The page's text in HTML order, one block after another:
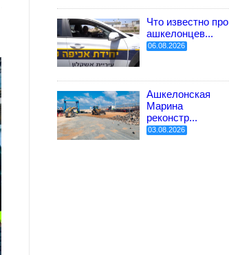
Что известно про
ашкелонцев...
06.08.2026
Ашкелонская
Марина
реконстр...
03.08.2026